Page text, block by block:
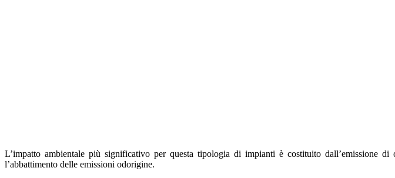
L’impatto ambientale più significativo per questa tipologia di impianti è costituito dall’emissione
l’abbattimento delle emissioni odorigine.